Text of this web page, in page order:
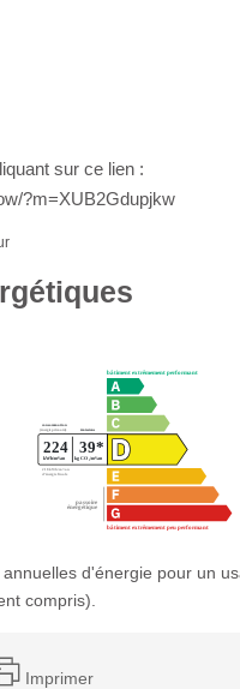
sur ce lien :
?m=XUB2Gdupjkw
d'énergie pour un
compris).
Imprimer